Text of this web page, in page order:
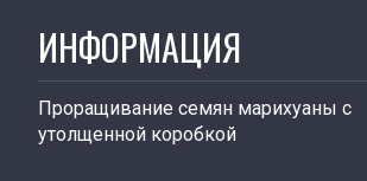
ИНФОРМАЦИЯ
Проращивание семян марихуаны с
утолщенной коробкой